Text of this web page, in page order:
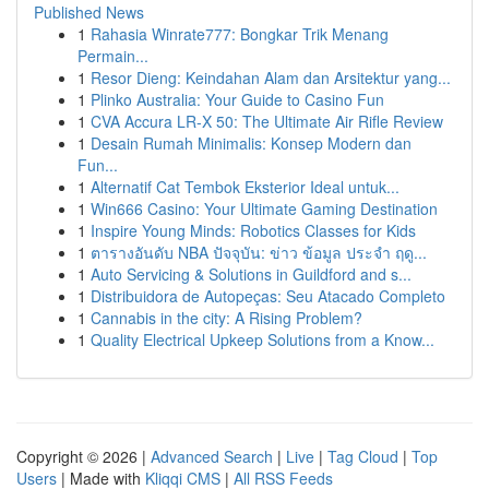
Published News
1 Rahasia Winrate777: Bongkar Trik Menang
Permain...
1 Resor Dieng: Keindahan Alam dan Arsitektur yang...
1 Plinko Australia: Your Guide to Casino Fun
1 CVA Accura LR-X 50: The Ultimate Air Rifle Review
1 Desain Rumah Minimalis: Konsep Modern dan
Fun...
1 Alternatif Cat Tembok Eksterior Ideal untuk...
1 Win666 Casino: Your Ultimate Gaming Destination
1 Inspire Young Minds: Robotics Classes for Kids
1 ตารางอันดับ NBA ปัจจุบัน: ข่าว ข้อมูล ประจำ ฤดู...
1 Auto Servicing & Solutions in Guildford and s...
1 Distribuidora de Autopeças: Seu Atacado Completo
1 Cannabis in the city: A Rising Problem?
1 Quality Electrical Upkeep Solutions from a Know...
Copyright © 2026 | Advanced Search | Live | Tag Cloud | Top
Users | Made with Kliqqi CMS | All RSS Feeds